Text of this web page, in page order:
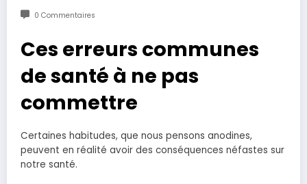
0 Commentaires
Ces erreurs communes
de santé à ne pas
commettre
Certaines habitudes, que nous pensons anodines,
peuvent en réalité avoir des conséquences néfastes sur
notre santé.